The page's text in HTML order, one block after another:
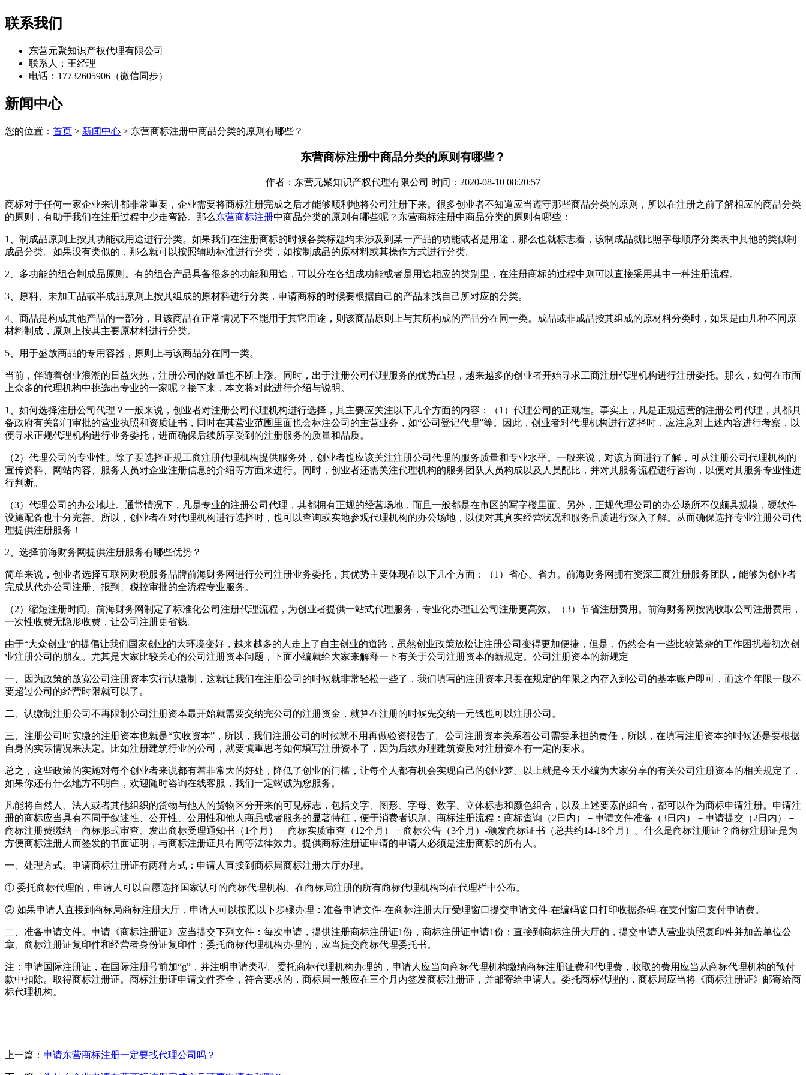
联系我们
东营元聚知识产权代理有限公司
联系人：王经理
电话：17732605906（微信同步）
新闻中心
您的位置： 首页 > 新闻中心 > 东营商标注册中商品分类的原则有哪些？
东营商标注册中商品分类的原则有哪些？
作者：东营元聚知识产权代理有限公司 时间：2020-08-10 08:20:57
商标对于任何一家企业来讲都非常重要，企业需要将商标注册完成之后才能够顺利地将公司注册下来。很多创业者不知道应当遵守那些商品分类的原则，所以在注册之前了解相应的商品分类
的原则，有助于我们在注册过程中少走弯路。那么东营商标注册中商品分类的原则有哪些呢？东营商标注册中商品分类的原则有哪些：
1、制成品原则上按其功能或用途进行分类。如果我们在注册商标的时候各类标题均未涉及到某一产品的功能或者是用途，那么也就标志着，该制成品就比照字母顺序分类表中其他的类似制
成品分类。如果没有类似的，那么就可以按照辅助标准进行分类，如按制成品的原材料或其操作方式进行分类。
2、多功能的组合制成品原则。有的组合产品具备很多的功能和用途，可以分在各组成功能或者是用途相应的类别里，在注册商标的过程中则可以直接采用其中一种注册流程。
3、原料、未加工品或半成品原则上按其组成的原材料进行分类，申请商标的时候要根据自己的产品来找自己所对应的分类。
4、商品是构成其他产品的一部分，且该商品在正常情况下不能用于其它用途，则该商品原则上与其所构成的产品分在同一类。成品或非成品按其组成的原材料分类时，如果是由几种不同原
材料制成，原则上按其主要原材料进行分类。
5、用于盛放商品的专用容器，原则上与该商品分在同一类。
当前，伴随着创业浪潮的日益火热，注册公司的数量也不断上涨。同时，出于注册公司代理服务的优势凸显，越来越多的创业者开始寻求工商注册代理机构进行注册委托。那么，如何在市面
上众多的代理机构中挑选出专业的一家呢？接下来，本文将对此进行介绍与说明。
1、如何选择注册公司代理？一般来说，创业者对注册公司代理机构进行选择，其主要应关注以下几个方面的内容：（1）代理公司的正规性。事实上，凡是正规运营的注册公司代理，其都具
备政府有关部门审批的营业执照和资质证书，同时在其营业范围里面也会标注公司的主营业务，如“公司登记代理”等。因此，创业者对代理机构进行选择时，应注意对上述内容进行考察，以
便寻求正规代理机构进行业务委托，进而确保后续所享受到的注册服务的质量和品质。
（2）代理公司的专业性。除了要选择正规工商注册代理机构提供服务外，创业者也应该关注注册公司代理的服务质量和专业水平。一般来说，对该方面进行了解，可从注册公司代理机构的
宣传资料、网站内容、服务人员对企业注册信息的介绍等方面来进行。同时，创业者还需关注代理机构的服务团队人员构成以及人员配比，并对其服务流程进行咨询，以便对其服务专业性进
行判断。
（3）代理公司的办公地址。通常情况下，凡是专业的注册公司代理，其都拥有正规的经营场地，而且一般都是在市区的写字楼里面。另外，正规代理公司的办公场所不仅颇具规模，硬软件
设施配备也十分完善。所以，创业者在对代理机构进行选择时，也可以查询或实地参观代理机构的办公场地，以便对其真实经营状况和服务品质进行深入了解。从而确保选择专业注册公司代
理提供注册服务！
2、选择前海财务网提供注册服务有哪些优势？
简单来说，创业者选择互联网财税服务品牌前海财务网进行公司注册业务委托，其优势主要体现在以下几个方面：（1）省心、省力。前海财务网拥有资深工商注册服务团队，能够为创业者
完成从代办公司注册、报到、税控审批的全流程专业服务。
（2）缩短注册时间。前海财务网制定了标准化公司注册代理流程，为创业者提供一站式代理服务，专业化办理让公司注册更高效。（3）节省注册费用。前海财务网按需收取公司注册费用，
一次性收费无隐形收费，让公司注册更省钱。
由于“大众创业”的提倡让我们国家创业的大环境变好，越来越多的人走上了自主创业的道路，虽然创业政策放松让注册公司变得更加便捷，但是，仍然会有一些比较繁杂的工作困扰着初次创
业注册公司的朋友。尤其是大家比较关心的公司注册资本问题，下面小编就给大家来解释一下有关于公司注册资本的新规定。公司注册资本的新规定
一、因为政策的放宽公司注册资本实行认缴制，这就让我们在注册公司的时候就非常轻松一些了，我们填写的注册资本只要在规定的年限之内存入到公司的基本账户即可，而这个年限一般不
要超过公司的经营时限就可以了。
二、认缴制注册公司不再限制公司注册资本最开始就需要交纳完公司的注册资金，就算在注册的时候先交纳一元钱也可以注册公司。
三、注册公司时实缴的注册资本也就是“实收资本”，所以，我们注册公司的时候就不用再做验资报告了。公司注册资本关系着公司需要承担的责任，所以，在填写注册资本的时候还是要根据
自身的实际情况来决定。比如注册建筑行业的公司，就要慎重思考如何填写注册资本了，因为后续办理建筑资质对注册资本有一定的要求。
总之，这些政策的实施对每个创业者来说都有着非常大的好处，降低了创业的门槛，让每个人都有机会实现自己的创业梦。以上就是今天小编为大家分享的有关公司注册资本的相关规定了，
如果你还有什么地方不明白，欢迎随时咨询在线客服，我们一定竭诚为您服务。
凡能将自然人、法人或者其他组织的货物与他人的货物区分开来的可见标志，包括文字、图形、字母、数字、立体标志和颜色组合，以及上述要素的组合，都可以作为商标申请注册。申请注
册的商标应当具有不同于叙述性、公开性、公用性和他人商品或者服务的显著特征，便于消费者识别。商标注册流程：商标查询（2日内）－申请文件准备（3日内）－申请提交（2日内）－
商标注册费缴纳－商标形式审查、发出商标受理通知书（1个月）－商标实质审查（12个月）－商标公告（3个月）-颁发商标证书（总共约14-18个月）。什么是商标注册证？商标注册证是为
方便商标注册人而签发的书面证明，与商标注册证具有同等法律效力。提供商标注册证申请的申请人必须是注册商标的所有人。
一、处理方式。申请商标注册证有两种方式：申请人直接到商标局商标注册大厅办理。
① 委托商标代理的，申请人可以自愿选择国家认可的商标代理机构。在商标局注册的所有商标代理机构均在代理栏中公布。
② 如果申请人直接到商标局商标注册大厅，申请人可以按照以下步骤办理：准备申请文件-在商标注册大厅受理窗口提交申请文件-在编码窗口打印收据条码-在支付窗口支付申请费。
二、准备申请文件。申请《商标注册证》应当提交下列文件：每次申请，提供注册商标注册证1份，商标注册证申请1份；直接到商标注册大厅的，提交申请人营业执照复印件并加盖单位公
章、商标注册证复印件和经营者身份证复印件；委托商标代理机构办理的，应当提交商标代理委托书。
注：申请国际注册证，在国际注册号前加“g”，并注明申请类型。委托商标代理机构办理的，申请人应当向商标代理机构缴纳商标注册证费和代理费，收取的费用应当从商标代理机构的预付
款中扣除。取得商标注册证。商标注册证申请文件齐全，符合要求的，商标局一般应在三个月内签发商标注册证，并邮寄给申请人。委托商标代理的，商标局应当将《商标注册证》邮寄给商
标代理机构。
上一篇： 申请东营商标注册一定要找代理公司吗？